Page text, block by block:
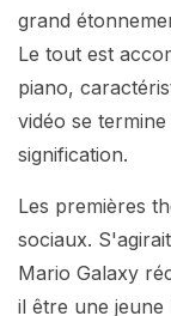
grand
Le tout est
piano,
vidéo se
signification.
Les premières
sociaux.
Mario Galaxy
il être une